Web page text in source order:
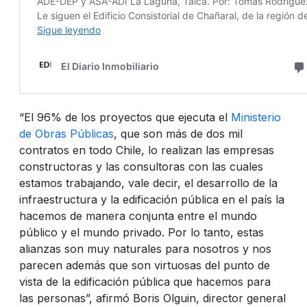
“El 96% de los proyectos que ejecuta el Ministerio
de Obras Públicas, que son más de dos mil
contratos en todo Chile, lo realizan las empresas
constructoras y las consultoras con las cuales
estamos trabajando, vale decir, el desarrollo de la
infraestructura y la edificación pública en el país la
hacemos de manera conjunta entre el mundo
público y el mundo privado. Por lo tanto, estas
alianzas son muy naturales para nosotros y nos
parecen además que son virtuosas del punto de
vista de la edificación pública que hacemos para
las personas”, afirmó Boris Olguin, director general